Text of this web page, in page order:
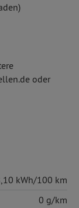
oder
kWh/100 km
0 g/km